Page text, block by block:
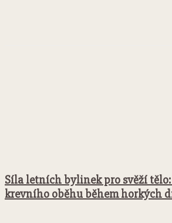
Síla letních bylinek pro svěží
krevního oběhu během horkých